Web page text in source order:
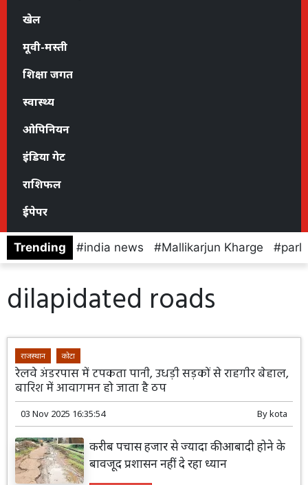
खेल
मूवी-मस्ती
शिक्षा जगत
स्वास्थ्य
ओपिनियन
इंडिया गेट
राशिफल
ईपेपर
Trending india news Mallikarjun Kharge
dilapidated roads
राजस्थान कोटा
रेलवे अंडरपास में टपकता पानी, उधड़ी सड़कों से राहगीर बेहाल,
बारिश में आवागमन हो जाता है ठप
03 Nov 2025 16:35:54 Bykota
करीब पचास हजार से ज्यादा की आबादी होने के
बावजूद प्रशासन नहीं दे रहा ध्यान